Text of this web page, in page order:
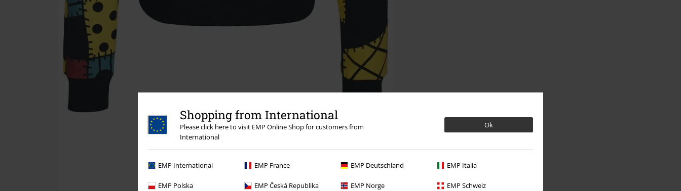
Shopping from International
Please click here to visit EMP Online Shop for customers from
International
Ok
EMP International EMP France EMP Deutschland EMP Italia
EMP Polska EMP Česká Republika EMP Norge EMP Schweiz